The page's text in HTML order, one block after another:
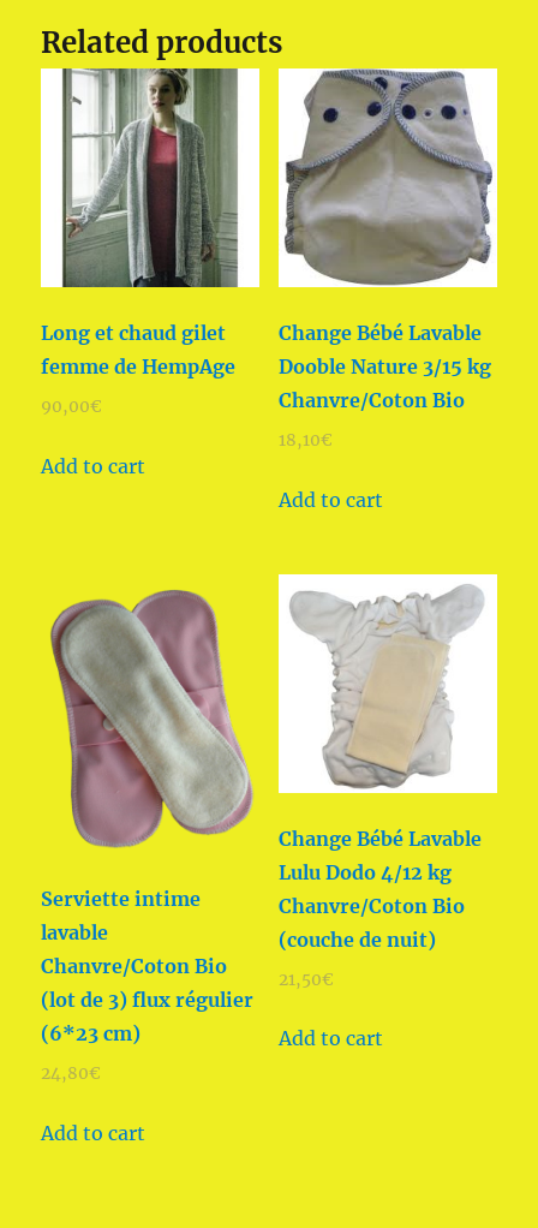
Related products
Long et chaud gilet
femme de HempAge
90,00€
Add to cart
Change Bébé Lavable
Dooble Nature 3/15 kg
Chanvre/Coton Bio
18,10€
Add to cart
Serviette intime
lavable
Chanvre/Coton Bio
(lot de 3) flux régulier
(6*23 cm)
24,80€
Add to cart
Change Bébé Lavable
Lulu Dodo 4/12 kg
Chanvre/Coton Bio
(couche de nuit)
21,50€
Add to cart